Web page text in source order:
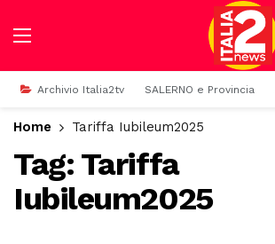
Archivio Italia2tv SALERNO e Provincia
Home Tariffa Iubileum2025
Tag: Tariffa
Iubileum2025